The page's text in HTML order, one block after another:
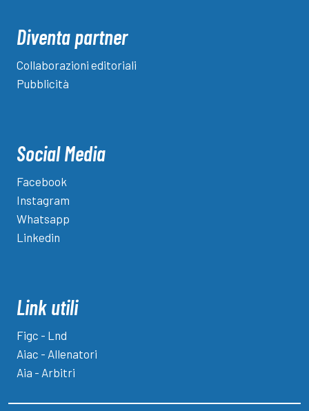
Diventa partner
Collaborazioni editoriali
Pubblicità
Social Media
Facebook
Instagram
Whatsapp
Linkedin
Link utili
Figc - Lnd
Aiac - Allenatori
Aia - Arbitri